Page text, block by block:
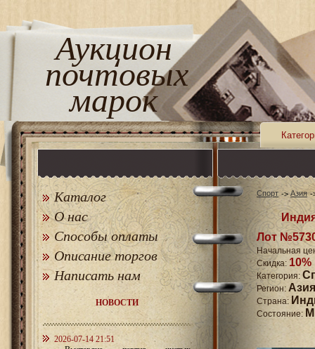
Аукцион
почтовых
марок
Каталог
О нас
Способы оплаты
Описание торгов
Написать нам
НОВОСТИ
2026-07-14 21:51
Спорт Азия
Лот
Начальная
Скидка: 10%
Категория:
Регион: Азия
Страна:
Состояние: